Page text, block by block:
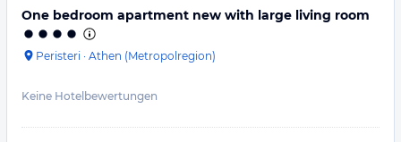
One bedroom apartment new with large living room
Peristeri · Athen (Metropolregion)
Keine Hotelbewertungen